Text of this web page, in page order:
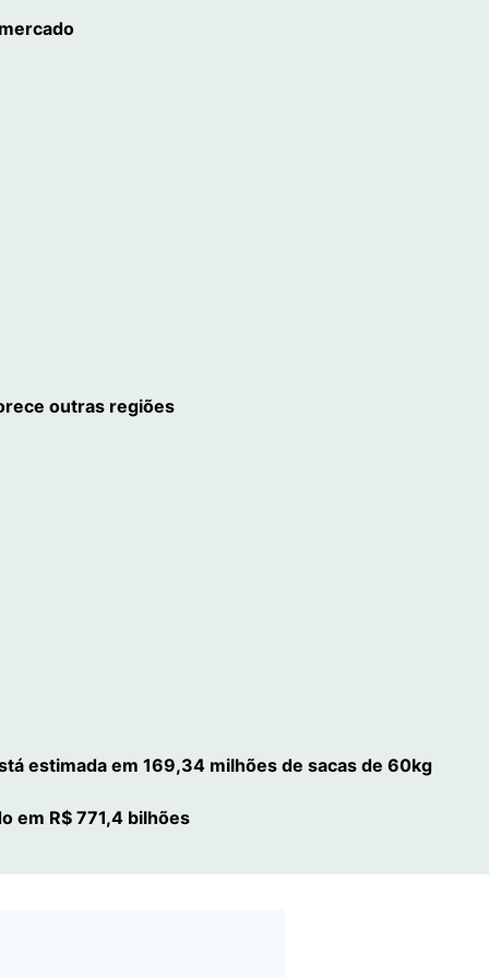
outras regiões
estimada em 169,34 milhões de sacas de 60kg
em R$ 771,4 bilhões